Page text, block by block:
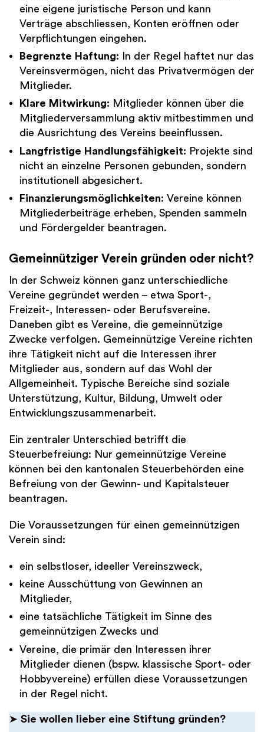
eine eigene juristische Person und kann
Verträge abschliessen, Konten eröffnen oder
Verpflichtungen eingehen.
Begrenzte Haftung: In der Regel haftet nur das
Vereinsvermögen, nicht das Privatvermögen der
Mitglieder.
Klare Mitwirkung: Mitglieder können über die
Mitgliederversammlung aktiv mitbestimmen und
die Ausrichtung des Vereins beeinflussen.
Langfristige Handlungsfähigkeit: Projekte sind
nicht an einzelne Personen gebunden, sondern
institutionell abgesichert.
Finanzierungsmöglichkeiten: Vereine können
Mitgliederbeiträge erheben, Spenden sammeln
und Fördergelder beantragen.
Gemeinnütziger Verein gründen oder nicht?
In der Schweiz können ganz unterschiedliche
Vereine gegründet werden – etwa Sport-,
Freizeit-, Interessen- oder Berufsvereine.
Daneben gibt es Vereine, die gemeinnützige
Zwecke verfolgen. Gemeinnützige Vereine richten
ihre Tätigkeit nicht auf die Interessen ihrer
Mitglieder aus, sondern auf das Wohl der
Allgemeinheit. Typische Bereiche sind soziale
Unterstützung, Kultur, Bildung, Umwelt oder
Entwicklungszusammenarbeit.
Ein zentraler Unterschied betrifft die
Steuerbefreiung: Nur gemeinnützige Vereine
können bei den kantonalen Steuerbehörden eine
Befreiung von der Gewinn- und Kapitalsteuer
beantragen.
Die Voraussetzungen für einen gemeinnützigen
Verein sind:
ein selbstloser, ideeller Vereinszweck,
keine Ausschüttung von Gewinnen an
Mitglieder,
eine tatsächliche Tätigkeit im Sinne des
gemeinnützigen Zwecks und
Vereine, die primär den Interessen ihrer
Mitglieder dienen (bspw. klassische Sport- oder
Hobbyvereine) erfüllen diese Voraussetzungen
in der Regel nicht.
➤ Sie wollen lieber eine Stiftung gründen?